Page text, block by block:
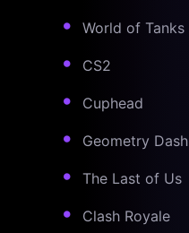
World of Tanks
CS2
Cuphead
Geometry Dash
The Last of Us
Clash Royale